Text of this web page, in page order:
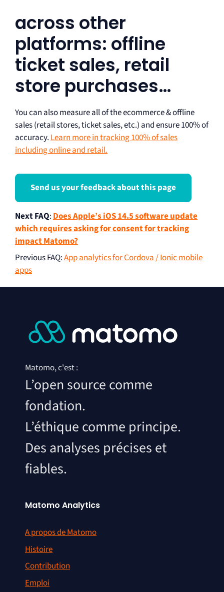
across other
platforms: offline
ticket sales, retail
store purchases…
You can also measure all of the ecommerce & offline
sales (retail stores, ticket sales, etc.) and ensure 100% of
accuracy.Learn more in tracking 100% of sales
including online and retail.
Send us your feedback about this page
Next FAQ:Does Apple’s iOS 14.5 software update
which requires asking for consent for tracking
impact Matomo?
Previous FAQ:App analytics for Cordova / Ionic mobile
apps
Matomo, c'est :
L’open source comme
fondation.
L’éthique comme principe.
Des analyses précises et
fiables.
Matomo Analytics
A propos de Matomo
Histoire
Contribution
Emploi